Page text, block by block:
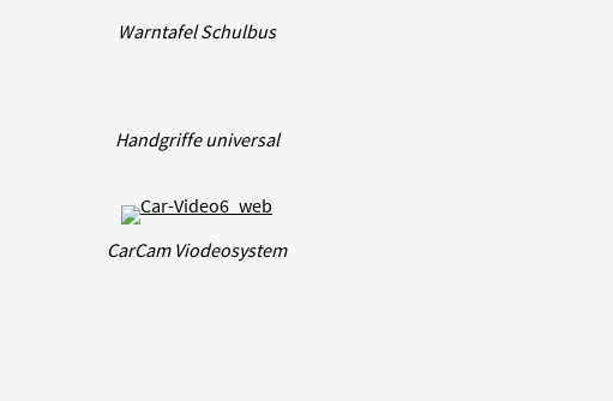
Warntafel Schulbus
Handgriffe universal
CarCam Viodeosystem